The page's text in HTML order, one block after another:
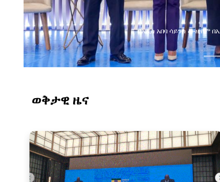
በአዲስ አበባ ሳይንስ ሙዚየም በኢትዮጵያ ዲጂታል ትራንስፎርሜሽን
ወቅታዊ ዜና